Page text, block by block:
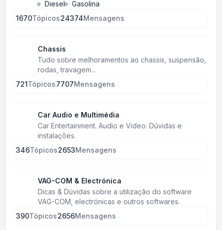
Diesel
Gasolina
1670Tópicos24374Mensagens
Chassis
Tudo sobre melhoramentos ao chassis, suspensão,
rodas, travagem...
721Tópicos7707Mensagens
Car Audio e Multimédia
Car Entertainment. Audio e Video. Dúvidas e
instalações.
346Tópicos2653Mensagens
VAG-COM & Electrónica
Dicas & Dúvidas sobre a utilização do software
VAG-COM, electrónicas e outros softwares.
390Tópicos2656Mensagens